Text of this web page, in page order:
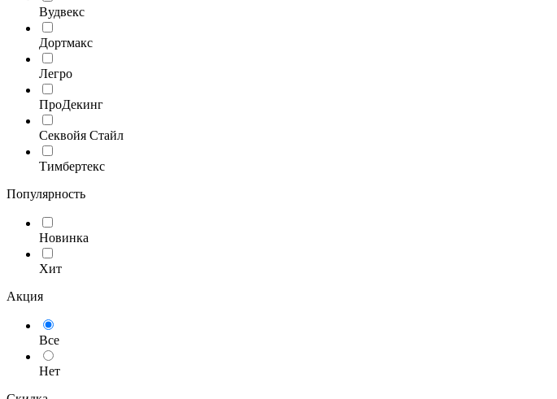
Вудвекс
Дортмакс
Легро
ПроДекинг
Секвойя Стайл
Тимбертекс
Популярность
Новинка
Хит
Акция
Все
Нет